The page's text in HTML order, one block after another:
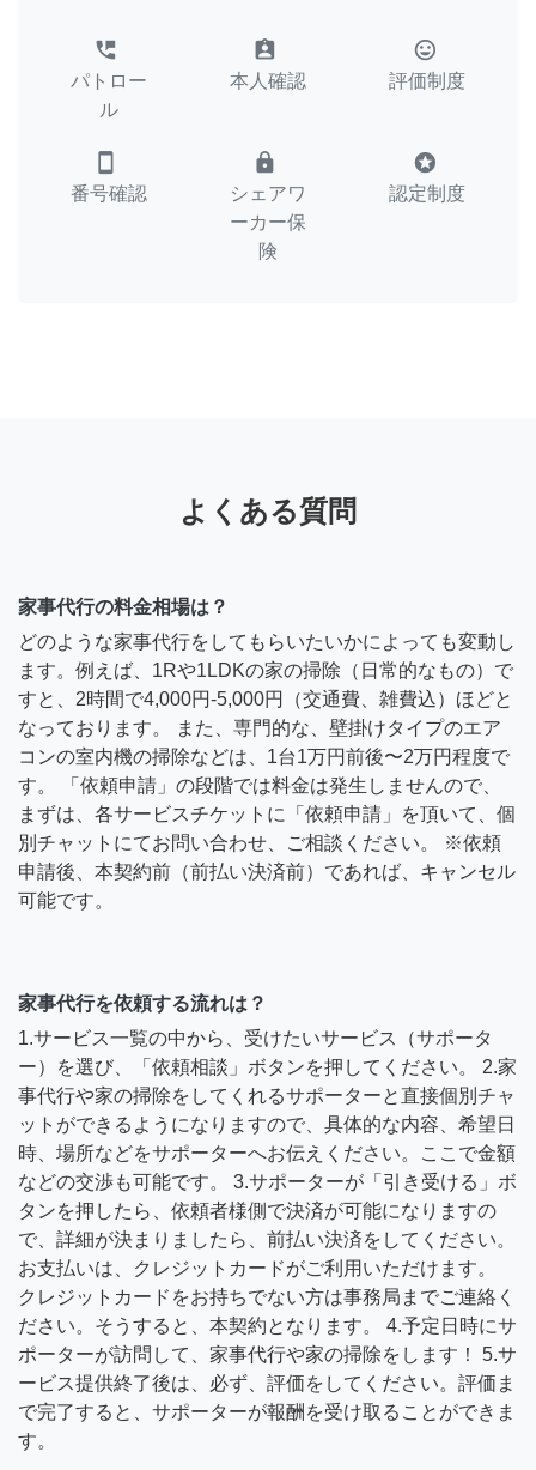
perm_phone_msg
パトロー
ル
assignment_ind
本人確認
tag_faces
評価制度
smartphone
番号確認
lock
シェアワ
ーカー保
険
stars
認定制度
よくある質問
家事代行の料金相場は？
どのような家事代行をしてもらいたいかによっても変動し
ます。例えば、1Rや1LDKの家の掃除（日常的なもの）で
すと、2時間で4,000円-5,000円（交通費、雑費込）ほどと
なっております。 また、専門的な、壁掛けタイプのエア
コンの室内機の掃除などは、1台1万円前後〜2万円程度で
す。 「依頼申請」の段階では料金は発生しませんので、
まずは、各サービスチケットに「依頼申請」を頂いて、個
別チャットにてお問い合わせ、ご相談ください。 ※依頼
申請後、本契約前（前払い決済前）であれば、キャンセル
可能です。
家事代行を依頼する流れは？
1.サービス一覧の中から、受けたいサービス（サポータ
ー）を選び、「依頼相談」ボタンを押してください。 2.家
事代行や家の掃除をしてくれるサポーターと直接個別チャ
ットができるようになりますので、具体的な内容、希望日
時、場所などをサポーターへお伝えください。ここで金額
などの交渉も可能です。 3.サポーターが「引き受ける」ボ
タンを押したら、依頼者様側で決済が可能になりますの
で、詳細が決まりましたら、前払い決済をしてください。
お支払いは、クレジットカードがご利用いただけます。
クレジットカードをお持ちでない方は事務局までご連絡く
ださい。そうすると、本契約となります。 4.予定日時にサ
ポーターが訪問して、家事代行や家の掃除をします！ 5.サ
ービス提供終了後は、必ず、評価をしてください。評価ま
で完了すると、サポーターが報酬を受け取ることができま
す。